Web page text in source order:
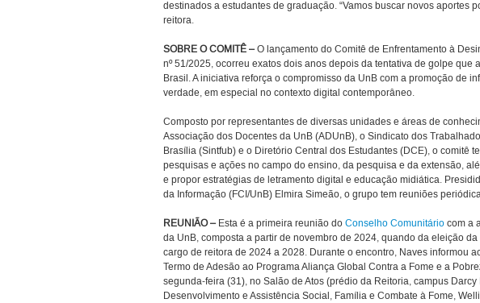
destinados a estudantes de graduação. “Vamos buscar novos aportes
reitora.
SOBRE O COMITÊ –O lançamento do Comitê de Enfrentamento à
nº 51/2025, ocorreu exatos dois anos depois da tentativa de golpe
Brasil. A iniciativa reforça o compromisso da UnB com a promoção de
verdade, em especial no contexto digital contemporâneo.
Composto por representantes de diversas unidades e áreas de
Associação dos Docentes da UnB (ADUnB), o Sindicato dos
Brasília (Sintfub) e o Diretório Central dos Estudantes (DCE), o comitê
pesquisas e ações no campo do ensino, da pesquisa e da extensão,
e propor estratégias de letramento digital e educação midiática.
da Informação (FCI/UnB) Elmira Simeão, o grupo tem reuniões
REUNIÃO –Esta é a primeira reunião do Conselho Comunitário com a
da UnB, composta a partir de novembro de 2024, quando da eleição
cargo de reitora de 2024 a 2028. Durante o encontro, Naves informou
Termo de Adesão ao Programa Aliança Global Contra a Fome e a
segunda-feira (31), no Salão de Atos (prédio da Reitoria, campus
Desenvolvimento e Assistência Social, Família e Combate à Fome,